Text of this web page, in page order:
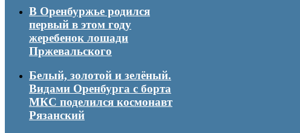
В Оренбуржье родился
первый в этом году
жеребенок лошади
Пржевальского
Белый, золотой и зелёный.
Видами Оренбурга с борта
МКС поделился космонавт
Рязанский